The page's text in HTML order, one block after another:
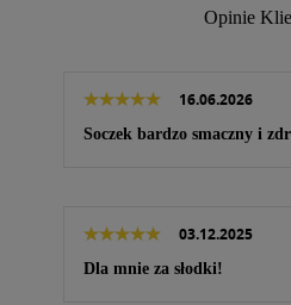
Opinie
16.06.2026
Soczek bardzo smaczny i
03.12.2025
Dla mnie za słodki!